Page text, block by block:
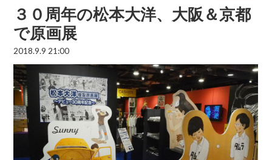
３０周年の松本大洋、大阪＆京都
で原画展
2018.9.9 21:00